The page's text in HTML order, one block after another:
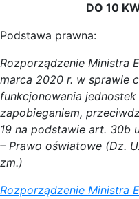
DO 10
Podstawa prawna:
Rozporządzenie Ministra
marca 2020 r. w sprawie
funkcjonowania
zapobieganiem,
19 na podstawie art. 30b
– Prawo oświatowe (Dz.
zm.)
Rozporządzenie Ministra